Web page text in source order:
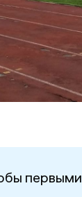
первыми